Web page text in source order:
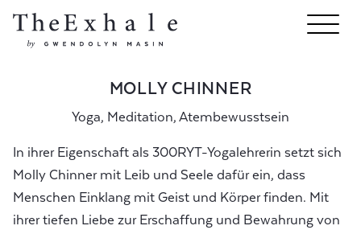
MOLLY CHINNER
Yoga, Meditation, Atembewusstsein
In ihrer Eigenschaft als 300RYT-Yogalehrerin setzt sich
Molly Chinner mit Leib und Seele dafür ein, dass
Menschen Einklang mit Geist und Körper finden. Mit
ihrer tiefen Liebe zur Erschaffung und Bewahrung von